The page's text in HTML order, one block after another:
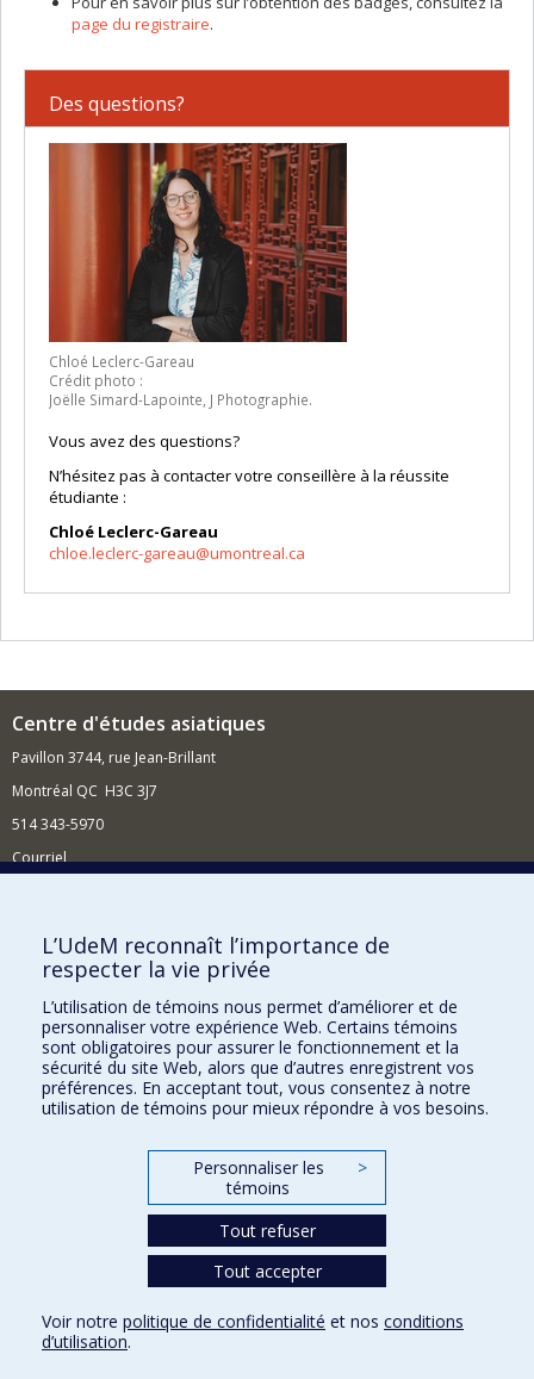
page du registraire.
Des questions?
Chloé Leclerc-Gareau
Crédit photo :
Joëlle Simard-Lapointe, J Photographie.
Vous avez des questions?
N’hésitez pas à contacter votre conseillère à la réussite
étudiante :
Chloé Leclerc-Gareau
chloe.leclerc-gareau@umontreal.ca
Centre d'études asiatiques
Pavillon 3744, rue Jean-Brillant
Montréal QC H3C 3J7
514 343-5970
Courriel
Comment soutenir le Centre ?
BESOIN D'AIDE?
Plan du site
Signaler une erreur
Accessibilité
FACULTÉ DES ARTS ET DES SCIENCES
Nos départements et écoles
Conditions d’utilisation
L’UdeM reconnaît l’importance de
respecter la vie privée
L’utilisation de témoins nous permet d’améliorer et de
personnaliser votre expérience Web. Certains témoins
sont obligatoires pour assurer le fonctionnement et la
sécurité du site Web, alors que d’autres enregistrent vos
préférences. En acceptant tout, vous consentez à notre
utilisation de témoins pour mieux répondre à vos besoins.
Personnaliser les
témoins
>
Tout refuser
Tout accepter
Voir notre politique de confidentialité et nos conditions
d’utilisation.